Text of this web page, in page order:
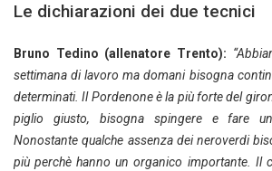
Le dichiarazioni dei due tecnici
Bruno Tedino (allenatore Trento):
settimana di lavoro ma domani bisogna
determinati. Il Pordenone è la più forte del
piglio giusto, bisogna spingere e fare
Nonostante qualche assenza dei neroverdi
più perchè hanno un organico importante. Il